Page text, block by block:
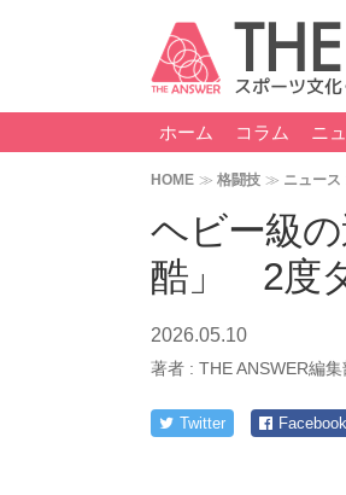
ホーム コラム ニ
HOME 格闘技 ニュース
ヘビー級
酷」 2度
2026.05.10
著者 : THE ANSWER編集
Twitter Facebook